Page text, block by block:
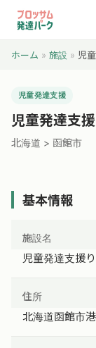
ホーム » 施設 » 児
児童発達支援
児童発達支
北海道 > 函館市
基本情報
施設名
児童発達支援
住所
北海道函館市